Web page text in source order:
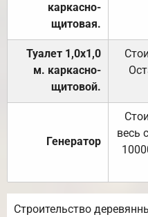
каркасно-
щитовая.
Туалет 1,0х1,0
м. каркасно-
щитовой.
Генератор
весь
Строительство